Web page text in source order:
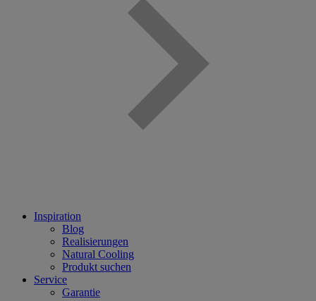
Inspiration
Blog
Realisierungen
Natural Cooling
Produkt suchen
Service
Garantie